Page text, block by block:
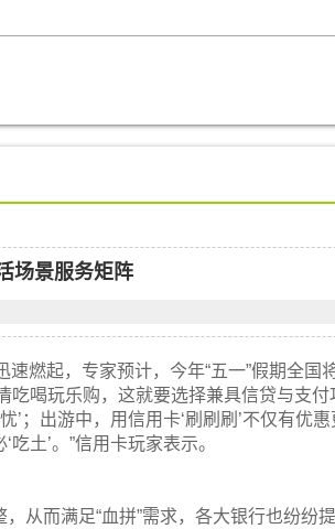
场景服务矩阵
速燃起，专家预计，今年“五一”假期全国
吃喝玩乐购，这就要选择兼具信贷与支付
’；出游中，用信用卡‘刷刷刷’不仅有优
土’。”信用卡玩家表示。
从而满足“血拼”需求，各大银行也纷纷